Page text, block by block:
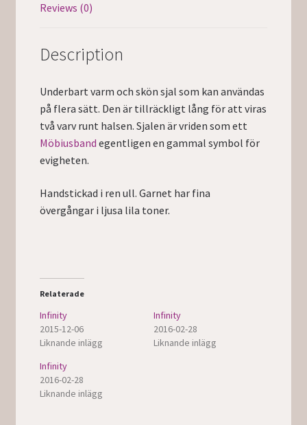
Reviews (0)
Description
Underbart varm och skön sjal som kan användas
på flera sätt. Den är tillräckligt lång för att viras
två varv runt halsen. Sjalen är vriden som ett
Möbiusband egentligen en gammal symbol för
evigheten.
Handstickad i ren ull. Garnet har fina
övergångar i ljusa lila toner.
Relaterade
Infinity
2015-12-06
Liknande inlägg
Infinity
2016-02-28
Liknande inlägg
Infinity
2016-02-28
Liknande inlägg